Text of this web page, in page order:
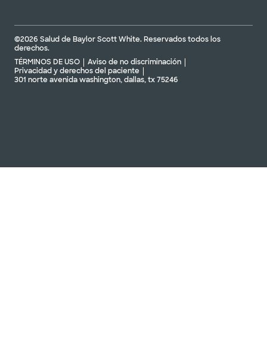
©2026 Salud de Baylor Scott White. Reservados todos los
derechos.
TÉRMINOS DE USO
Aviso de no discriminación
Privacidad y derechos del paciente
301 norte avenida washington, dallas, tx 75246